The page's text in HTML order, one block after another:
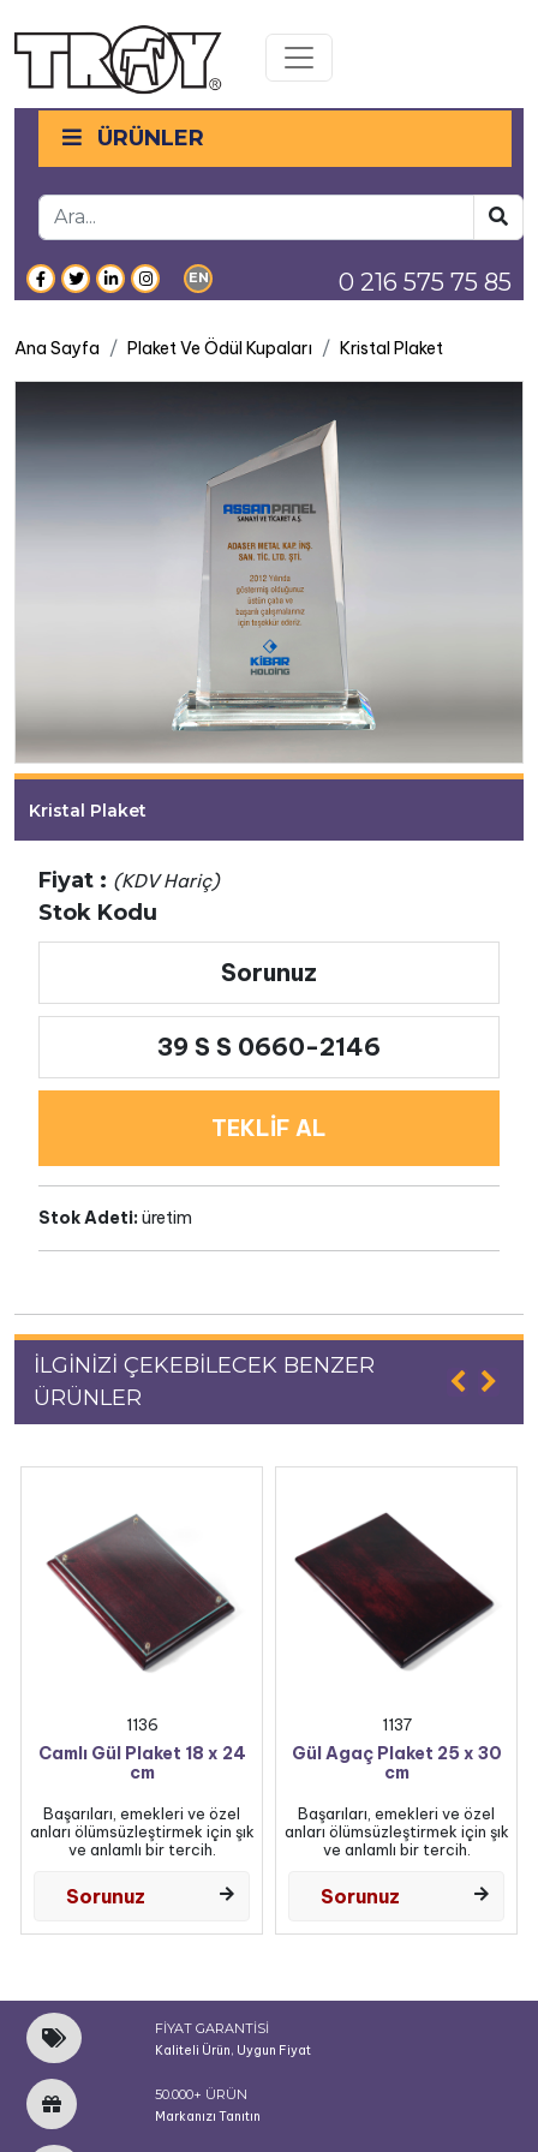
Toggle navigation
ÜRÜNLER
EN 0 216 575 75 85
Ana Sayfa Plaket Ve Ödül Kupaları Kristal Plaket
Kristal Plaket
Fiyat : (KDV Hariç)
Stok Kodu
Sorunuz
39 S S 0660-2146
TEKLİF AL
Stok Adeti: üretim
İLGİNİZİ ÇEKEBİLECEK BENZER
ÜRÜNLER
1136
Camlı Gül Plaket 18 x 24
cm
Başarıları, emekleri ve özel
anları ölümsüzleştirmek için şık
ve anlamlı bir tercih.
Sorunuz
1137
Gül Agaç Plaket 25 x 30
cm
Başarıları, emekleri ve özel
anları ölümsüzleştirmek için şık
ve anlamlı bir tercih.
Sorunuz
FİYAT GARANTİSİ
Kaliteli Ürün, Uygun Fiyat
50.000+ ÜRÜN
Markanızı Tanıtın